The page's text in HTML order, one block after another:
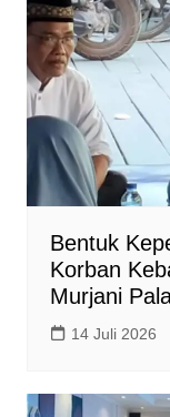
Bentuk
Korban
Murjani
14 Juli 2026